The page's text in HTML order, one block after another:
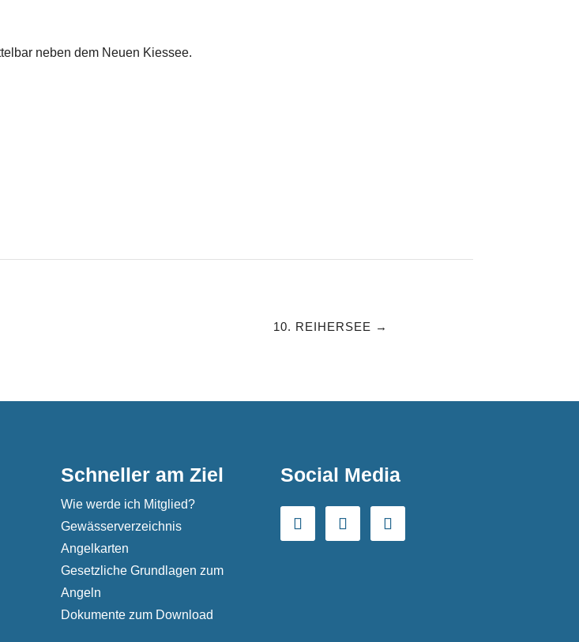
neben dem Neuen Kiessee.
10. REIHERSEE
Schneller am Ziel
Wie werde ich Mitglied?
Gewässerverzeichnis
Angelkarten
Gesetzliche Grundlagen zum
Angeln
Dokumente zum Download
Social Media